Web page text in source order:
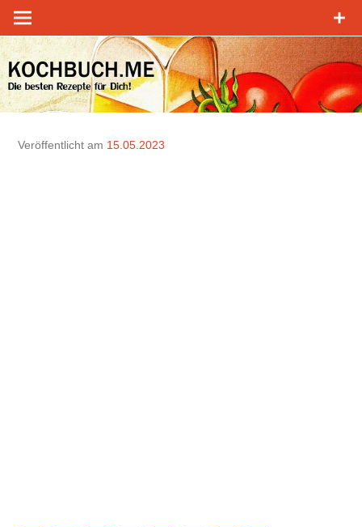
Zum
Inhalt
springen
Veröffentlicht am 15.05.2023